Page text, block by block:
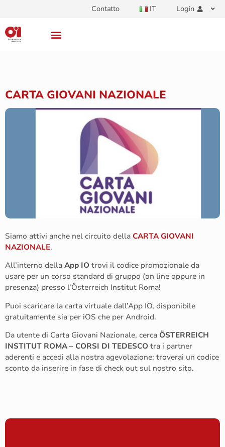
Contatto IT Login
CARTA GIOVANI NAZIONALE
Siamo attivi anche nel circuito della CARTA GIOVANI
NAZIONALE.
All’interno della App IO trovi il codice promozionale da
usare per un corso standard di gruppo (on line oppure in
presenza) presso l’Österreich Institut Roma!
Puoi scaricare la carta virtuale dall’App IO, disponibile
gratuitamente sia per iOS che per Android.
Da utente di Carta Giovani Nazionale, cerca ÖSTERREICH
INSTITUT ROMA – CORSI DI TEDESCO tra i partner
aderenti e accedi alla nostra agevolazione: troverai un codice
sconto da inserire in fase di check out sul nostro sito.